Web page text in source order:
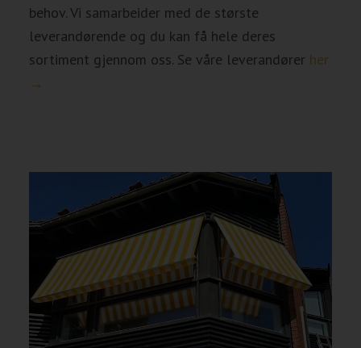
behov. Vi samarbeider med de største
leverandørende og du kan få hele deres
sortiment gjennom oss. Se våre leverandører her
→